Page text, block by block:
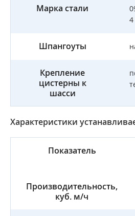
Марка стали
Шпангоуты
Крепление
цистерны к
шасси
Характеристики
Показатель
Производительность,
куб. м/ч